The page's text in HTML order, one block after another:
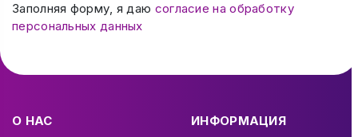
Заполняя форму, я даю согласие на обработку
персональных данных
О НАС ИНФОРМАЦИЯ